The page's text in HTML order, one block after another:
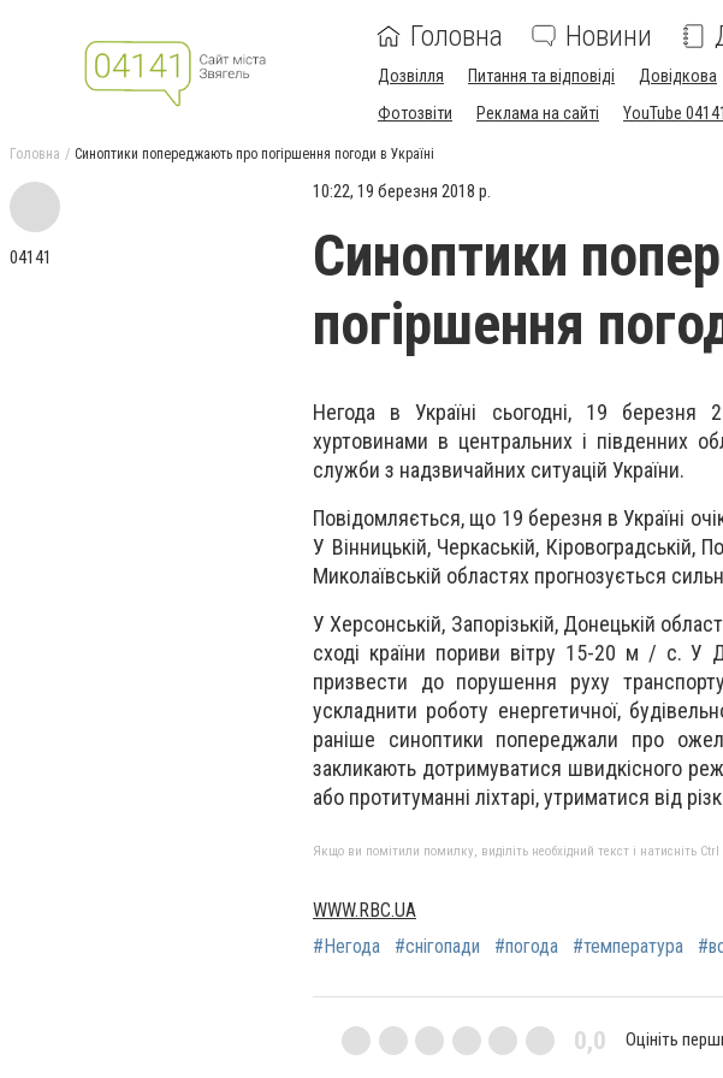
Головна Новини
Дозвілля Питання та відповіді Довідкова
Фотозвіти
Реклама на сайті YouTube 04141
Головна Синоптики попереджають про погіршення погоди в Україні
04141
10:22, 19 березня 2018 р.
Синоптики
погіршення
Негода в Україні сьогодні, 19 березня
хуртовинами в центральних і південних
служби з надзвичайних ситуацій України.
Повідомляється, що 19 березня в Україні
У Вінницькій, Черкаській, Кіровоградській,
Миколаївській областях прогнозується
У Херсонській, Запорізькій, Донецькій
сході країни пориви вітру 15-20 м / с. У
призвести до порушення руху
ускладнити роботу енергетичної,
раніше синоптики попереджали про
закликають дотримуватися швидкісного
або протитуманні ліхтарі, утриматися від
Якщо ви помітили помилку, виділіть необхідний текст і натисніть
WWW.RBC.UA
#Негода
#снігопади #погода #температура
0,0 Оцініть